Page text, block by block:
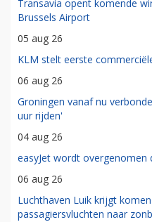
Transavia opent komende
Brussels Airport
05 aug 26
KLM stelt eerste
06 aug 26
Groningen vanaf nu
uur rijden'
04 aug 26
easyJet wordt
06 aug 26
Luchthaven Luik krijgt
passagiersvluchten naar